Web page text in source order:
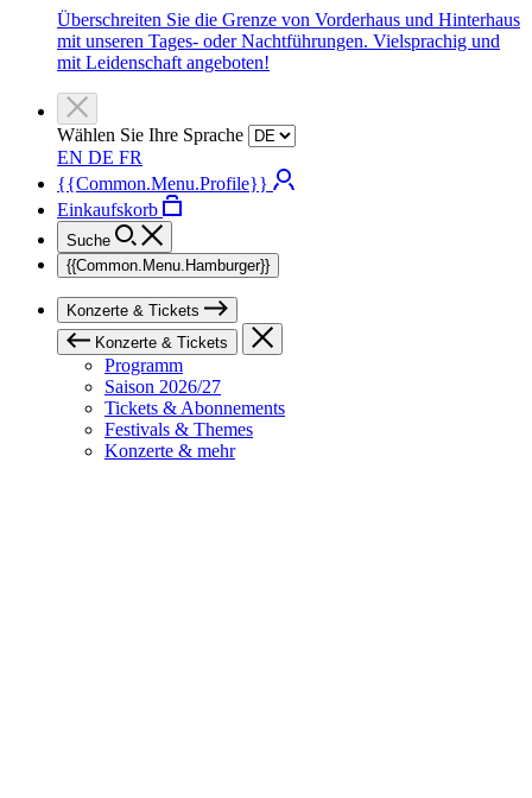
Überschreiten Sie die Grenze von Vorderhaus und Hinterhaus
mit unseren Tages- oder Nachtführungen. Vielsprachig und
mit Leidenschaft angeboten!
Wählen Sie Ihre Sprache
EN DE FR
{{Common.Menu.Profile}}
Einkaufskorb
Suche
{{Common.Menu.Hamburger}}
Konzerte & Tickets
Konzerte & Tickets
Programm
Saison 2026/27
Tickets & Abonnements
Festivals & Themes
Konzerte & mehr